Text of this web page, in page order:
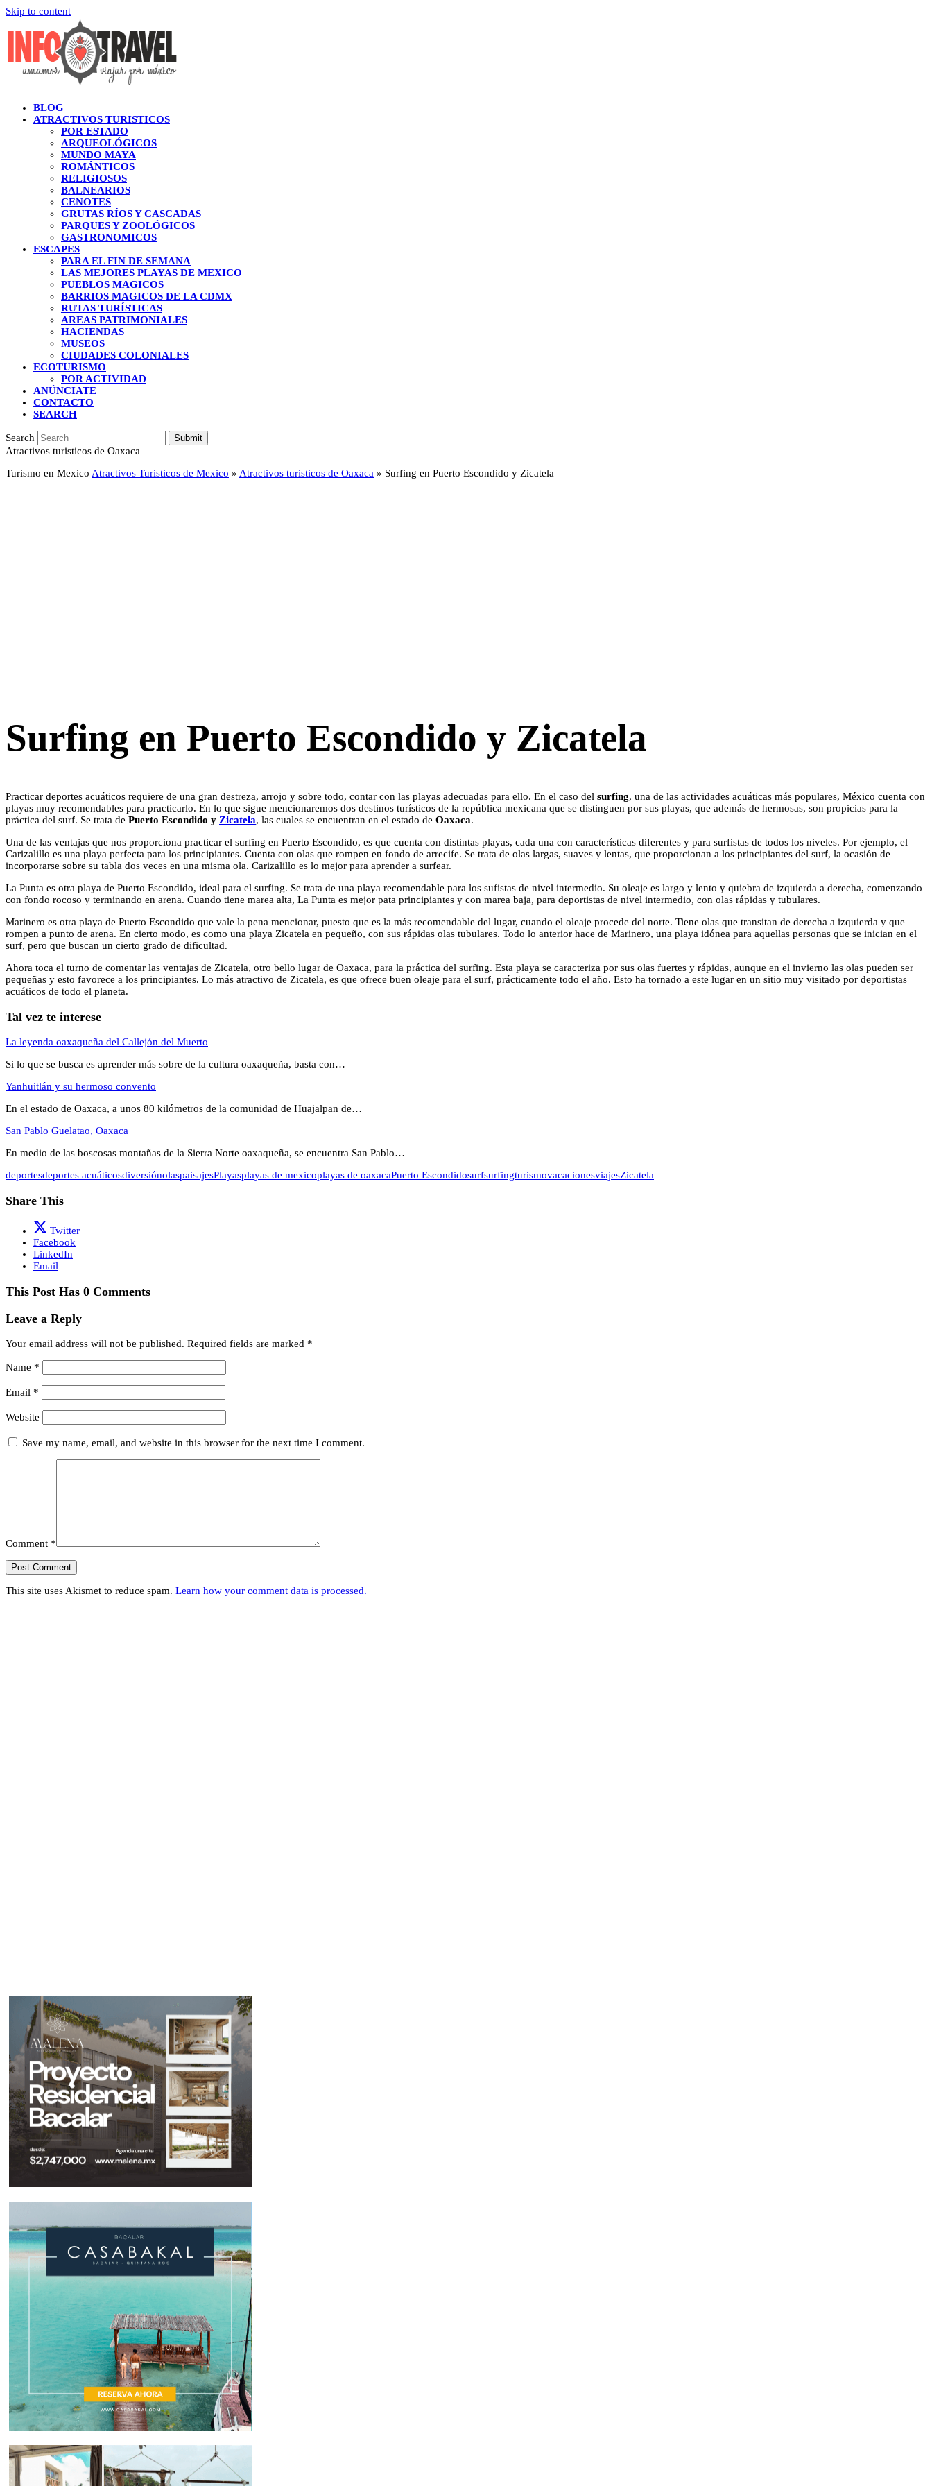
Skip to content
BLOG
ATRACTIVOS TURISTICOS
POR ESTADO
ARQUEOLÓGICOS
MUNDO MAYA
ROMÁNTICOS
RELIGIOSOS
BALNEARIOS
CENOTES
GRUTAS RÍOS Y CASCADAS
PARQUES Y ZOOLÓGICOS
GASTRONOMICOS
ESCAPES
PARA EL FIN DE SEMANA
LAS MEJORES PLAYAS DE MEXICO
PUEBLOS MAGICOS
BARRIOS MAGICOS DE LA CDMX
RUTAS TURÍSTICAS
AREAS PATRIMONIALES
HACIENDAS
MUSEOS
CIUDADES COLONIALES
ECOTURISMO
POR ACTIVIDAD
ANÚNCIATE
CONTACTO
SEARCH
Search Submit
Atractivos turisticos de Oaxaca
Turismo en Mexico Atractivos Turisticos de Mexico » Atractivos turisticos de Oaxaca » Surfing en Puerto Escondido y Zicatela
Surfing en Puerto Escondido y Zicatela
Practicar deportes acuáticos requiere de una gran destreza, arrojo y sobre todo, contar con las playas adecuadas para ello. En el caso del surfing, una de las actividades acuáticas más populares, México cuenta con
playas muy recomendables para practicarlo. En lo que sigue mencionaremos dos destinos turísticos de la república mexicana que se distinguen por sus playas, que además de hermosas, son propicias para la
práctica del surf. Se trata de Puerto Escondido y Zicatela, las cuales se encuentran en el estado de Oaxaca.
Una de las ventajas que nos proporciona practicar el surfing en Puerto Escondido, es que cuenta con distintas playas, cada una con características diferentes y para surfistas de todos los niveles. Por ejemplo, el
Carizalillo es una playa perfecta para los principiantes. Cuenta con olas que rompen en fondo de arrecife. Se trata de olas largas, suaves y lentas, que proporcionan a los principiantes del surf, la ocasión de
incorporarse sobre su tabla dos veces en una misma ola. Carizalillo es lo mejor para aprender a surfear.
La Punta es otra playa de Puerto Escondido, ideal para el surfing. Se trata de una playa recomendable para los sufistas de nivel intermedio. Su oleaje es largo y lento y quiebra de izquierda a derecha, comenzando
con fondo rocoso y terminando en arena. Cuando tiene marea alta, La Punta es mejor pata principiantes y con marea baja, para deportistas de nivel intermedio, con olas rápidas y tubulares.
Marinero es otra playa de Puerto Escondido que vale la pena mencionar, puesto que es la más recomendable del lugar, cuando el oleaje procede del norte. Tiene olas que transitan de derecha a izquierda y que
rompen a punto de arena. En cierto modo, es como una playa Zicatela en pequeño, con sus rápidas olas tubulares. Todo lo anterior hace de Marinero, una playa idónea para aquellas personas que se inician en el
surf, pero que buscan un cierto grado de dificultad.
Ahora toca el turno de comentar las ventajas de Zicatela, otro bello lugar de Oaxaca, para la práctica del surfing. Esta playa se caracteriza por sus olas fuertes y rápidas, aunque en el invierno las olas pueden ser
pequeñas y esto favorece a los principiantes. Lo más atractivo de Zicatela, es que ofrece buen oleaje para el surf, prácticamente todo el año. Esto ha tornado a este lugar en un sitio muy visitado por deportistas
acuáticos de todo el planeta.
Tal vez te interese
La leyenda oaxaqueña del Callejón del Muerto
Si lo que se busca es aprender más sobre de la cultura oaxaqueña, basta con…
Yanhuitlán y su hermoso convento
En el estado de Oaxaca, a unos 80 kilómetros de la comunidad de Huajalpan de…
San Pablo Guelatao, Oaxaca
En medio de las boscosas montañas de la Sierra Norte oaxaqueña, se encuentra San Pablo…
deportesdeportes acuáticosdiversiónolaspaisajesPlayasplayas de mexicoplayas de oaxacaPuerto EscondidosurfsurfingturismovacacionesviajesZicatela
Share This
Twitter
Facebook
LinkedIn
Email
This Post Has 0 Comments
Leave a Reply
Your email address will not be published. Required fields are marked *
Name *
Email *
Website
Save my name, email, and website in this browser for the next time I comment.
Comment *
This site uses Akismet to reduce spam. Learn how your comment data is processed.